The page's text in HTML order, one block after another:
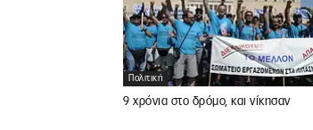
Πολιτική
9 χρόνια στο δρόμο, και νίκησαν